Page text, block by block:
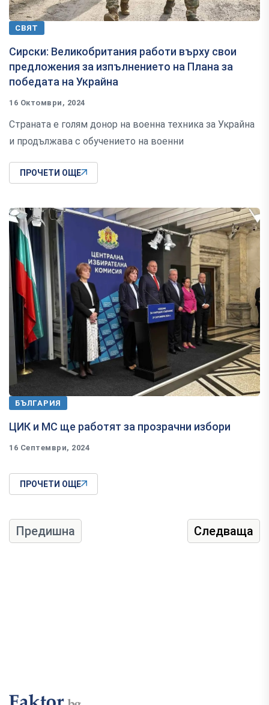
СВЯТ
Сирски: Великобритания работи върху свои
предложения за изпълнението на Плана за
победата на Украйна
16 Октомври, 2024
Страната е голям донор на военна техника за Украйна
и продължава с обучението на военни
ПРОЧЕТИ ОЩЕ
БЪЛГАРИЯ
ЦИК и МС ще работят за прозрачни избори
16 Септември, 2024
ПРОЧЕТИ ОЩЕ
Предишна Следваща